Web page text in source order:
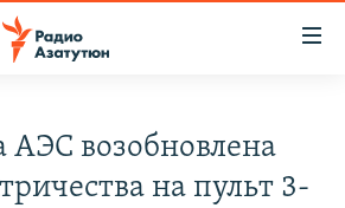
АЭС возобновлена
на пульт 3-